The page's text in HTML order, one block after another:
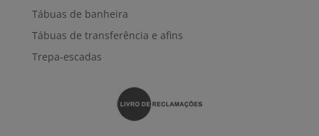
Tábuas de banheira
Tábuas de transferência e afins
Trepa-escadas